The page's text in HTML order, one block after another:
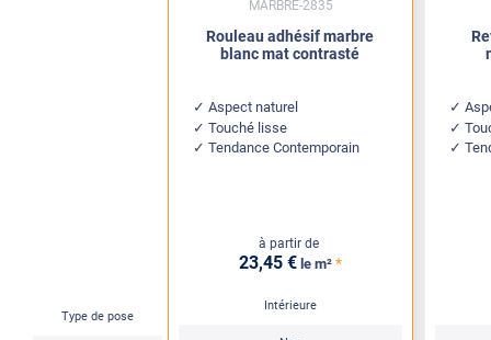
Type de pose
Rouleau adhésif marbre
blanc mat contrasté
Aspect naturel
Touché lisse
Tendance Contemporain
à partir de
23,45 € le m² *
Intérieure
MARBRE-2835